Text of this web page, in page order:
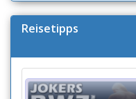
Reisetipps